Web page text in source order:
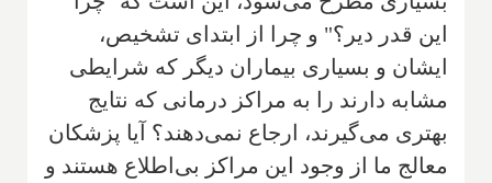
این قدر دیر؟" و چرا از ابتدای تشخیص،
ایشان و بسیاری بیماران دیگر که شرایطی
مشابه دارند را به مراکز درمانی که نتایج
بهتری می‌گیرند، ارجاع نمی‌دهند؟ آیا پزشکان
معالج ما از وجود این مراکز بی‌اطلاع هستند و